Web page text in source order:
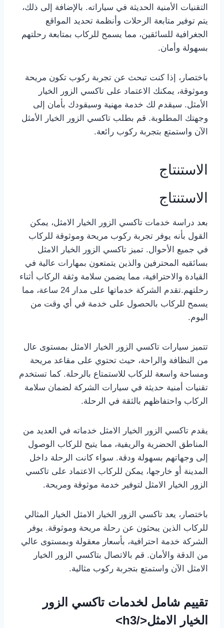
التقنيات الأمنية الحديثة في سياراته. بالإضافة إلى ذلك،
يتم توفير متابعة الرحلات وأنظمة تحديد المواقع
الجغرافية للسائقين، مما يسمح للركاب بمتابعة رحلتهم
بسهولة وأمان.
باختصار، إذا كنت تبحث عن تجربة ركوب تكون مريحة
وموثوقة، يمكنك الاعتماد على تاكسي الزور الخيار
الأمثل. سيقدم لك خدمة مهنية وسيقودك بأمان إلى
وجهتك المطلوبة. قم بطلب تاكسي الزور الخيار الأمثل
الآن واستمتع بتجربة ركوب رائعة.
الاستنتاج
الاستنتاج
بعد دراسة خدمات تاكسي الزور الخيار الامثل، يمكن
القول بأنه يوفر تجربة ركوب مريحة وموثوقة للركاب
في جميع الأحوال. تميز تاكسي الزور الخيار الامثل
بسائقيه المحترفين والذين يتمتعون بمهارات عالية في
القيادة والاحترافية، مما يضمن سلامة وثقة الركاب أثناء
رحلتهم.تقدم الشركة خدماتها على مدار 24 ساعة، مما
يسمح للركاب بالحصول على خدمة في أي وقت من
اليوم.
تتميز سيارات تاكسي الزور الخيار الامثل بمستوى عال
من النظافة والراحة، حيث تحتوي على مقاعد مريحة
ومساحة واسعة للركاب للاستمتاع بالرحلة. كما تستخدم
تقنيات أمنية حديثة في سيارات الشركة لضمان سلامة
الركاب واحتفاظهم بالثقة في الرحلة.
يقدم تاكسي الزور الخيار الامثل خدماته في العديد من
المناطق الحضرية والريفية، مما يتيح للركاب الوصول
إلى وجهاتهم بسهولة ودقة. سواء كانت الرحلة داخل
المدينة أو خارجها، يمكن للركاب الاعتماد على تاكسي
الزور الخيار الامثل لتوفير خدمة موثوقة ومريحة.
باختصار، يعد تاكسي الزور الخيار الامثل الخيار المثالي
للركاب الذين يبحثون عن رحلة مريحة وموثوقة. يوفر
الشركة خدمة احترافية، بأسعار معقولة وبمستوى عالي
من الدقة والأمان. قم بالاتصال بتاكسي الزور الخيار
الامثل الآن واستمتع بتجربة ركوب مثالية.
تقييم شامل لخدمات تاكسي الزور
الخيار الامثل</h3>